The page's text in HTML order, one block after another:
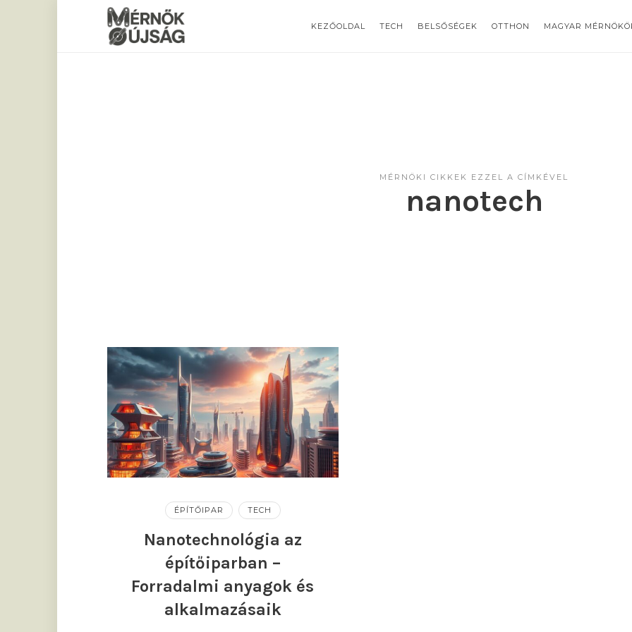
KEZŐOLDAL TECH BELSŐSÉGEK OTTHON MAGYAR
Mérnökújság
MÉRNÖKI CIKKEK EZZEL A CÍMKÉVEL
nanotech
ÉPÍTŐIPAR TECH
Nanotechnológia az
építőiparban –
Forradalmi anyagok és
alkalmazásaik